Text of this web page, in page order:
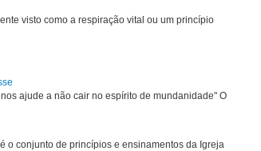
visto como a respiração vital ou um princípio
ajude a não cair no espírito de mundanidade" O
o conjunto de princípios e ensinamentos da Igreja